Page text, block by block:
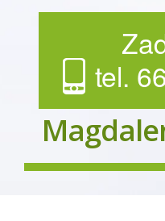
tel.